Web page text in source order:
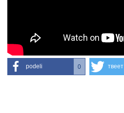
podeli 0 твеет